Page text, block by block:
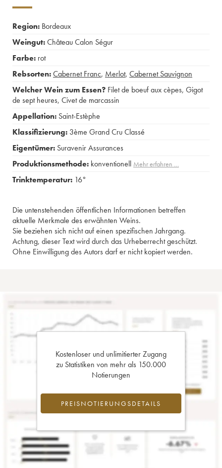
Region: Bordeaux
Weingut:Château Calon Ségur
Farbe: rot
Rebsorten:Cabernet Franc, Merlot, Cabernet Sauvignon
Welcher Wein zum Essen? Filet de boeuf aux cèpes, Gigot
de sept heures, Civet de marcassin
Appellation: Saint-Estèphe
Klassifizierung: 3ème Grand Cru Classé
Eigentümer: Suravenir Assurances
Produktionsmethode: konventionell Mehr erfahren …
Trinktemperatur: 16°
Die untenstehenden öffentlichen Informationen betreffen
aktuelle Merkmale des erwähnten Weins.
Sie beziehen sich nicht auf einen spezifischen Jahrgang.
Achtung, dieser Text wird durch das Urheberrecht geschützt.
Ohne Einwilligung des Autors darf er nicht kopiert werden.
Kostenloser und unlimitierter Zugang
zu Statistiken von mehr als 150.000
Notierungen
PREISNOTIERUNGSDETAILS